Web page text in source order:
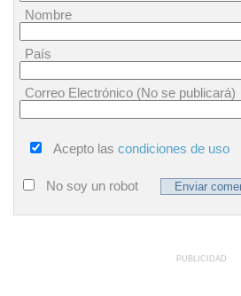
Nombre
País
Correo Electrónico (No se publicará)
Acepto las condiciones de uso
No soy un robot
PUBLICIDAD